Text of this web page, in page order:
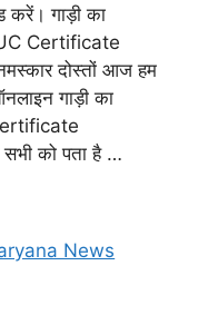
करें। गाड़ी का
Certificate
दोस्तों आज हम
गाड़ी का
को पता है …
News